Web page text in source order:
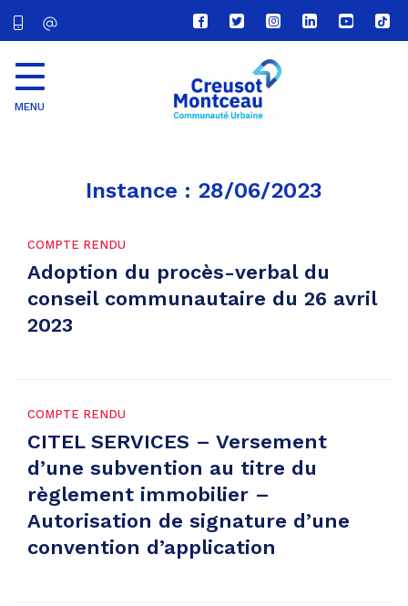
Lien
vers
compte
Facebook
Lien
vers
compte
Twitter
Lien
vers
le
compte
Lien
vers
Lien
vers
Lien
vers
MENU
Instance : 28/06/2023
COMPTE RENDU
Adoption du procès-verbal du
conseil communautaire du 26 avril
2023
COMPTE RENDU
CITEL SERVICES – Versement
d’une subvention au titre du
règlement immobilier –
Autorisation de signature d’une
convention d’application